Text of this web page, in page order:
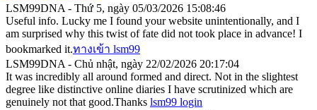
LSM99DNA - Thứ 5, ngày 05/03/2026 15:08:46
Useful info. Lucky me I found your website unintentionally, and I
am surprised why this twist of fate did not took place in advance! I
bookmarked it.ทางเข้า lsm99
LSM99DNA - Chủ nhật, ngày 22/02/2026 20:17:04
It was incredibly all around formed and direct. Not in the slightest
degree like distinctive online diaries I have scrutinized which are
genuinely not that good.Thanks lsm99 login